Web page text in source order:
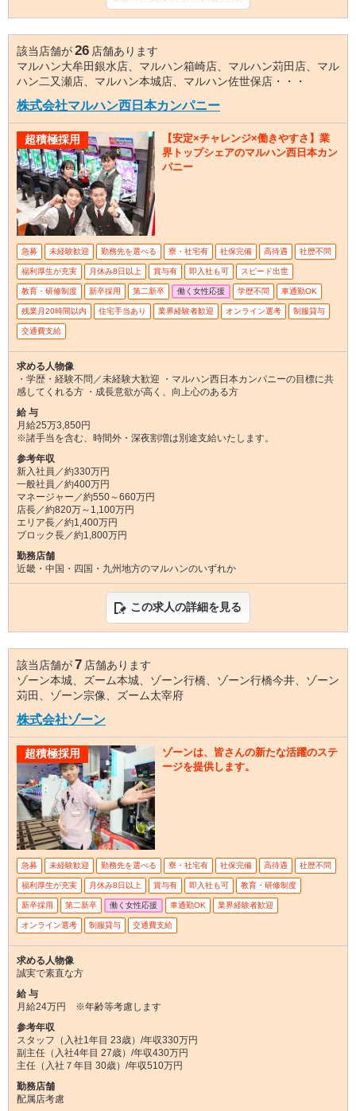
該当店舗が26 店舗あります
マルハン大牟田銀水店、マルハン箱崎店、マルハン苅田店、マル
ハン二又瀬店、マルハン本城店、マルハン佐世保店・・・
株式会社マルハン西日本カンパニー
超積極採用
【安定×チャレンジ×働きやすさ】業
界トップシェアのマルハン西日本カン
パニー
急募 未経験歓迎 勤務先を選べる 寮・社宅有 社保完備 高待遇 社歴不問
福利厚生が充実 月休み8日以上 賞与有 即入社も可 スピード出世
教育・研修制度 新卒採用 第二新卒 働く女性応援 学歴不問 車通勤OK
残業月20時間以内 住宅手当あり 業界経験者歓迎 オンライン選考 制服貸与
交通費支給
求める人物像
・学歴・経験不問／未経験大歓迎 ・マルハン西日本カンパニーの目標に共
感してくれる方 ・成長意欲が高く、向上心のある方
給 与
月給25万3,850円
※諸手当を含む、時間外・深夜割増は別途支給いたします。
参考年収
新入社員／約330万円
一般社員／約400万円
マネージャー／約550～660万円
店長／約820万～1,100万円
エリア長／約1,400万円
ブロック長／約1,800万円
勤務店舗
近畿・中国・四国・九州地方のマルハンのいずれか
この求人の詳細を見る
該当店舗が7 店舗あります
ゾーン本城、ズーム本城、ゾーン行橋、ゾーン行橋今井、ゾーン
苅田、ゾーン宗像、ズーム太宰府
株式会社ゾーン
超積極採用
ゾーンは、皆さんの新たな活躍のステ
ージを提供します。
急募 未経験歓迎 勤務先を選べる 寮・社宅有 社保完備 高待遇 社歴不問
福利厚生が充実 月休み8日以上 賞与有 即入社も可 教育・研修制度
新卒採用 第二新卒 働く女性応援 車通勤OK 業界経験者歓迎
オンライン選考 制服貸与 交通費支給
求める人物像
誠実で素直な方
給 与
月給24万円 ※年齢等考慮します
参考年収
スタッフ（入社1年目 23歳）/年収330万円
副主任（入社4年目 27歳）/年収430万円
主任（入社７年目 30歳）/年収510万円
勤務店舗
配属店考慮